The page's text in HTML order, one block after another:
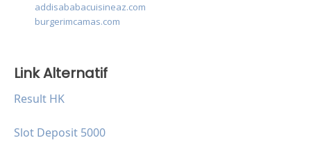
addisababacuisineaz.com
burgerimcamas.com
Link Alternatif
Result HK
Slot Deposit 5000